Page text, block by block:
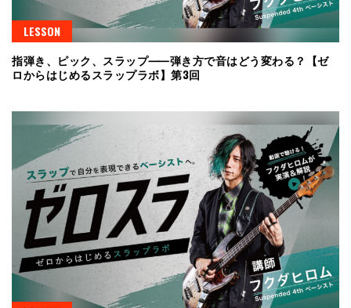
LESSON
指弾き、ピック、スラップ⸺弾き方で音はどう変わる？【ゼ
ロからはじめるスラップラボ】第3回